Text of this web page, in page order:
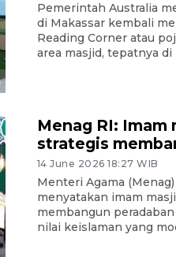
Pemerintah Australia
di Makassar kembali
Reading Corner atau
area masjid, tepatnya di
Menag RI: Imam
strategis
14 June 2026 18:27 WIB
Menteri Agama
menyatakan imam
membangun
nilai keislaman yang